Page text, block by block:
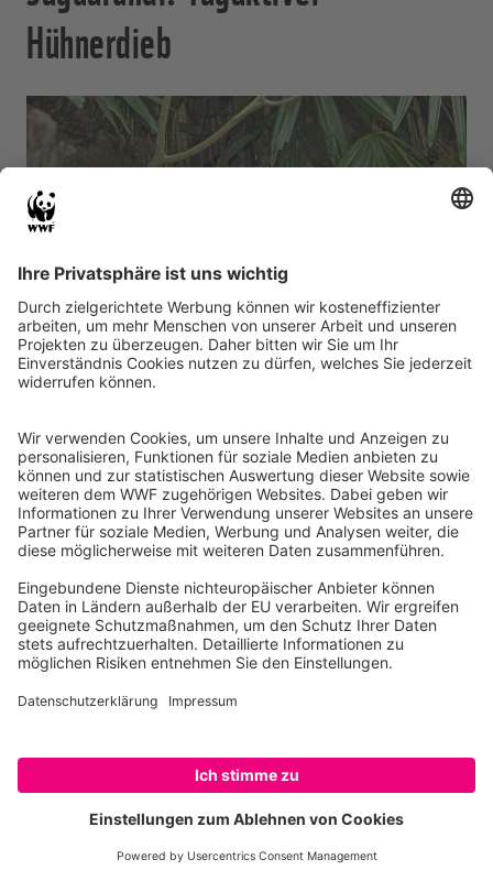
SPENDEN
Hühnerdieb
Jaguarundi © IMAGO / Nature Picture Library
Der Jaguarundi bewohntvon Mexiko bis
Argentinien Busch- und Grasland.Er kann
rötliches oder graues Fell haben – beide
Farbvarianten können in einem Wurf auftreten. Mit
seinen kurzen Beinen und dem langen Schwanz
erinnert er entfernt an den Marder. Jaguarundis sind
aber eng mit demPuma verwandt. Sie sind mit
höchstens acht Kilogramm
deutlich von dem anderer Wildkatzen.
tagaktive Lebensweise werden sie häufiger
beobachtet – was zu der falschen Annahme führt,